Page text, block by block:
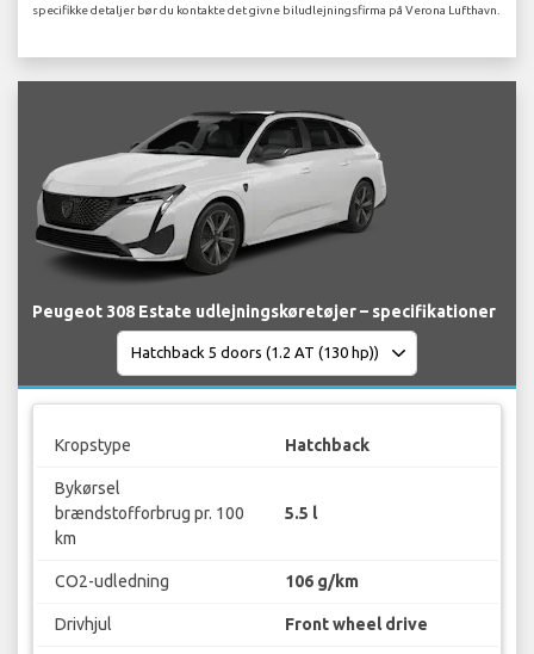
specifikke detaljer bør du kontakte det givne biludlejningsfirma på Verona Lufthavn.
Peugeot 308 Estate udlejningskøretøjer – specifikationer
Kropstype Hatchback
Bykørsel
brændstofforbrug pr. 100
km
5.5 l
CO2-udledning 106 g/km
Drivhjul Front wheel drive